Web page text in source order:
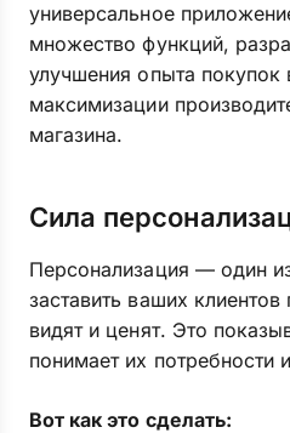
универсальное
множество функций,
улучшения опыта покупок
максимизации
магазина.
Сила
Персонализация — один
заставить ваших клиентов
видят и ценят. Это
понимает их потребности
Вот как это сделать: